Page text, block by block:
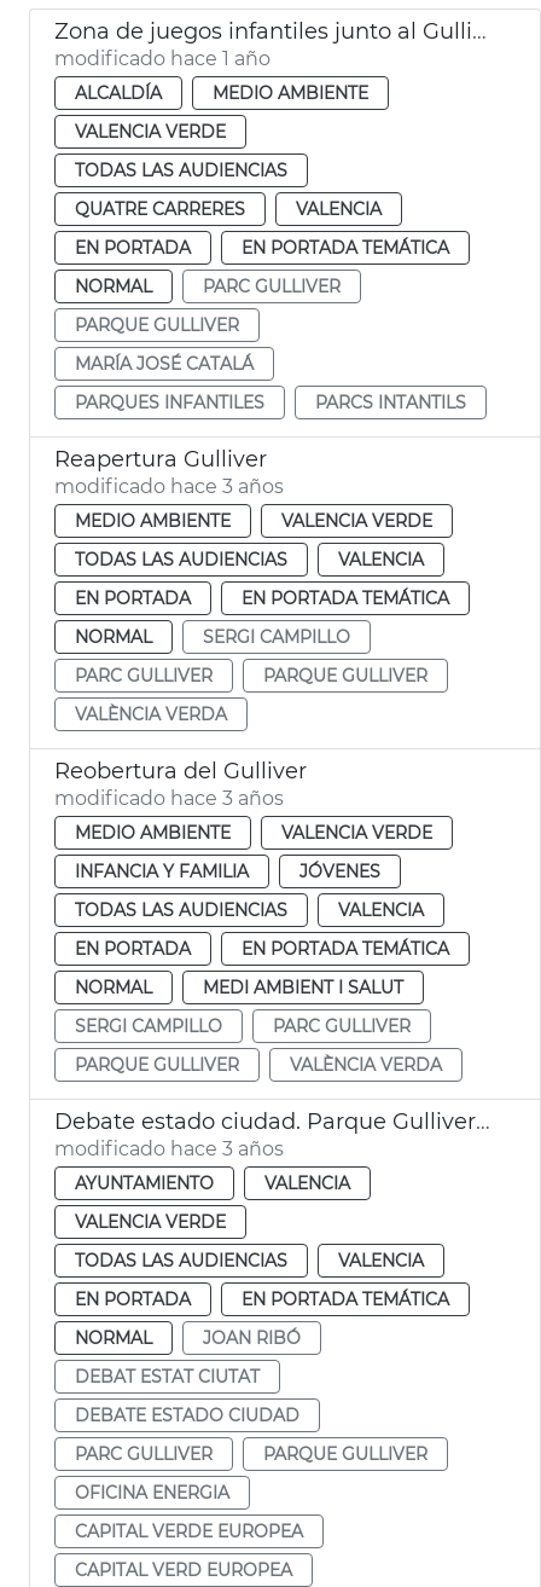
Zona de juegos infantiles junto al Gulliver
modificado hace 1 año
ALCALDÍA
MEDIO AMBIENTE
VALENCIA VERDE
TODAS LAS AUDIENCIAS
QUATRE CARRERES
VALENCIA
EN PORTADA
EN PORTADA TEMÁTICA
NORMAL
PARC GULLIVER
PARQUE GULLIVER
MARÍA JOSÉ CATALÁ
PARQUES INFANTILES
PARCS INTANTILS
Reapertura Gulliver
modificado hace 3 años
MEDIO AMBIENTE
VALENCIA VERDE
TODAS LAS AUDIENCIAS
VALENCIA
EN PORTADA
EN PORTADA TEMÁTICA
NORMAL
SERGI CAMPILLO
PARC GULLIVER
PARQUE GULLIVER
VALÈNCIA VERDA
Reobertura del Gulliver
modificado hace 3 años
MEDIO AMBIENTE
VALENCIA VERDE
INFANCIA Y FAMILIA
JÓVENES
TODAS LAS AUDIENCIAS
VALENCIA
EN PORTADA
EN PORTADA TEMÁTICA
NORMAL
MEDI AMBIENT I SALUT
SERGI CAMPILLO
PARC GULLIVER
PARQUE GULLIVER
VALÈNCIA VERDA
Debate estado ciudad. Parque Gulliver, energía y movilidad
modificado hace 3 años
AYUNTAMIENTO
VALENCIA
VALENCIA VERDE
TODAS LAS AUDIENCIAS
VALENCIA
EN PORTADA
EN PORTADA TEMÁTICA
NORMAL
JOAN RIBÓ
DEBAT ESTAT CIUTAT
DEBATE ESTADO CIUDAD
PARC GULLIVER
PARQUE GULLIVER
OFICINA ENERGIA
CAPITAL VERDE EUROPEA
CAPITAL VERD EUROPEA